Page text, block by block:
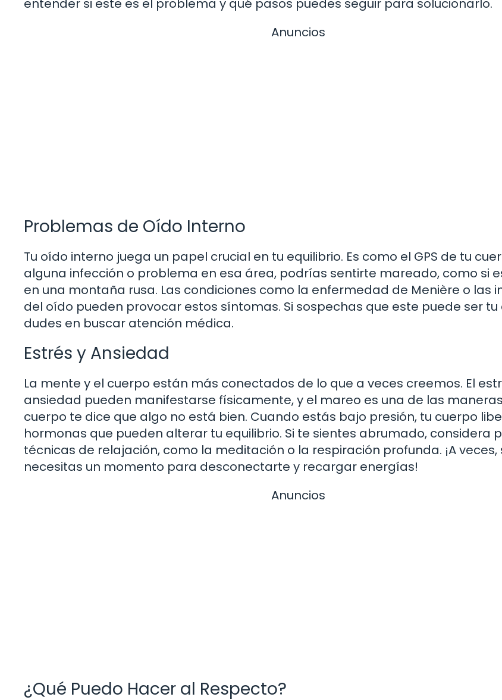
entender si este es el problema y qué pasos puedes seguir para solucionarlo.
Anuncios
Problemas de Oído Interno
Tu oído interno juega un papel crucial en tu equilibrio. Es como el GPS de tu
alguna infección o problema en esa área, podrías sentirte mareado, como si
en una montaña rusa. Las condiciones como la enfermedad de Menière o las
del oído pueden provocar estos síntomas. Si sospechas que este puede ser tu
dudes en buscar atención médica.
Estrés y Ansiedad
La mente y el cuerpo están más conectados de lo que a veces creemos. El
ansiedad pueden manifestarse físicamente, y el mareo es una de las
cuerpo te dice que algo no está bien. Cuando estás bajo presión, tu cuerpo
hormonas que pueden alterar tu equilibrio. Si te sientes abrumado, considera
técnicas de relajación, como la meditación o la respiración profunda. ¡A veces,
necesitas un momento para desconectarte y recargar energías!
Anuncios
¿Qué Puedo Hacer al Respecto?